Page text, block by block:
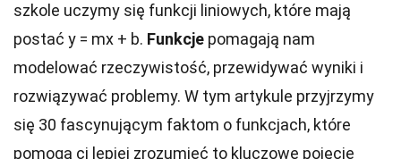
szkole uczymy się funkcji liniowych, które mają
postać y = mx + b. Funkcje pomagają nam
modelować rzeczywistość, przewidywać wyniki i
rozwiązywać problemy. W tym artykule przyjrzymy
się 30 fascynującym faktom o funkcjach, które
pomogą ci lepiej zrozumieć to kluczowe pojęcie